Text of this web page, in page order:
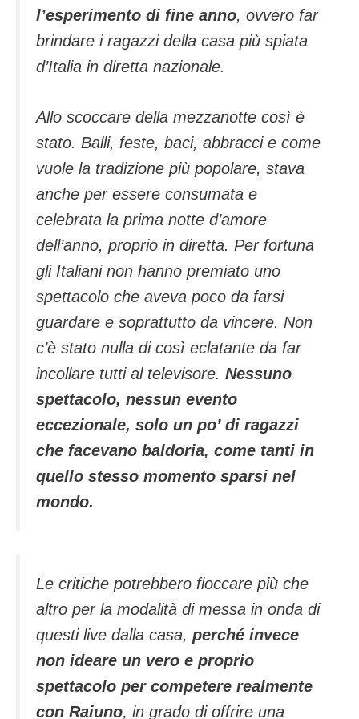
l’esperimento di fine anno, ovvero far
brindare i ragazzi della casa più spiata
d’Italia in diretta nazionale.
Allo scoccare della mezzanotte così è
stato. Balli, feste, baci, abbracci e come
vuole la tradizione più popolare, stava
anche per essere consumata e
celebrata la prima notte d’amore
dell’anno, proprio in diretta. Per fortuna
gli Italiani non hanno premiato uno
spettacolo che aveva poco da farsi
guardare e soprattutto da vincere. Non
c’è stato nulla di così eclatante da far
incollare tutti al televisore. Nessuno
spettacolo, nessun evento
eccezionale, solo un po’ di ragazzi
che facevano baldoria, come tanti in
quello stesso momento sparsi nel
mondo.
Le critiche potrebbero fioccare più che
altro per la modalità di messa in onda di
questi live dalla casa, perché invece
non ideare un vero e proprio
spettacolo per competere realmente
con Raiuno, in grado di offrire una